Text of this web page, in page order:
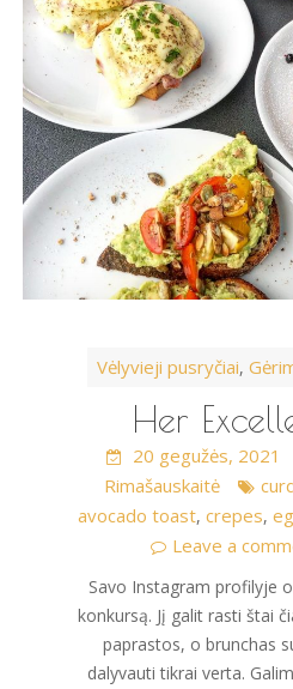
Vėlyvieji pusryčiai,
Her
20 gegužės, 2021
Rimašauskaitė
avocado toast,crepes,
Leave a
Savo Instagram profilyje
konkursą. Jį galit rasti štai
paprastos, o brunchas
dalyvauti tikrai verta.